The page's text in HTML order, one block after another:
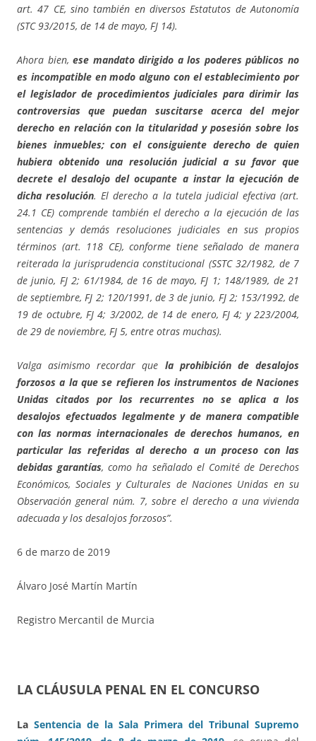
art. 47 CE, sino también en diversos Estatutos de Autonomía
(STC 93/2015, de 14 de mayo, FJ 14).
Ahora bien,ese mandato dirigido a los poderes públicos no
es incompatible en modo alguno con el establecimiento por
el legislador de procedimientos judiciales para dirimir las
controversias que puedan suscitarse acerca del mejor
derecho en relación con la titularidad y posesión sobre los
bienes inmuebles; con el consiguiente derecho de quien
hubiera obtenido una resolución judicial a su favor que
decrete el desalojo del ocupante a instar la ejecución de
dicha resolución. El derecho a la tutela judicial efectiva (art.
24.1 CE) comprende también el derecho a la ejecución de las
sentencias y demás resoluciones judiciales en sus propios
términos (art. 118 CE), conforme tiene señalado de manera
reiterada la jurisprudencia constitucional (SSTC 32/1982, de 7
de junio, FJ 2; 61/1984, de 16 de mayo, FJ 1; 148/1989, de 21
de septiembre, FJ 2; 120/1991, de 3 de junio, FJ 2; 153/1992, de
19 de octubre, FJ 4; 3/2002, de 14 de enero, FJ 4; y 223/2004,
de 29 de noviembre, FJ 5, entre otras muchas).
Valga asimismo recordar que la prohibición de desalojos
forzosos a la que se refieren los instrumentos de Naciones
Unidas citados por los recurrentes no se aplica a los
desalojos efectuados legalmente y de manera compatible
con las normas internacionales de derechos humanos, en
particular las referidas al derecho a un proceso con las
debidas garantías, como ha señalado el Comité de Derechos
Económicos, Sociales y Culturales de Naciones Unidas en su
Observación general núm. 7, sobre el derecho a una vivienda
adecuada y los desalojos forzosos”.
6 de marzo de 2019
Álvaro José Martín Martín
Registro Mercantil de Murcia
LA CLÁUSULA PENAL EN EL CONCURSO
La Sentencia de la Sala Primera del Tribunal Supremo